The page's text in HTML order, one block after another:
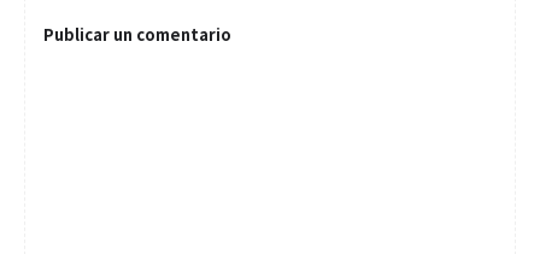
Publicar un comentario